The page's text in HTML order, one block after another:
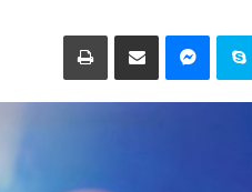
سكايب ماسنجر مشاركة عبر البريد طباعة